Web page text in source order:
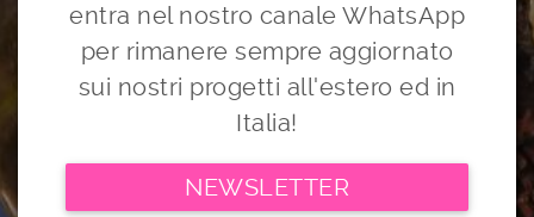
entra nel nostro canale WhatsApp
per rimanere sempre aggiornato
sui nostri progetti all'estero ed in
Italia!
NEWSLETTER